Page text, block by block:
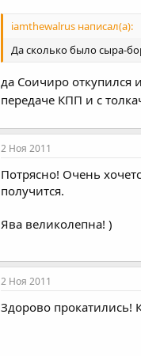
iamthewalrus написал(а):
Да сколько было сыра-
да Соичиро откупился
передаче КПП и с
2 Ноя 2011
Потрясно! Очень
получится.
Ява великолепна! )
2 Ноя 2011
Здорово